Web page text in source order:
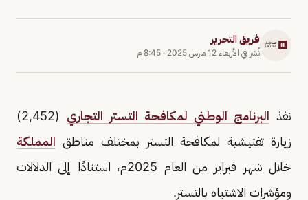
فريق التحرير
نُشر في الأربعاء 12 مارس 2025 · 8:45 م
نفذ البرنامج الوطني لمكافحة التستر التجاري
(2,452)
زيارة تفتيشية لمكافحة التستر بمختلف مناطق المملكة
خلال شهر فبراير من العام 2025م، استنادًا إلى الدلالات
ومؤشرات الاشتباه بالتستر.